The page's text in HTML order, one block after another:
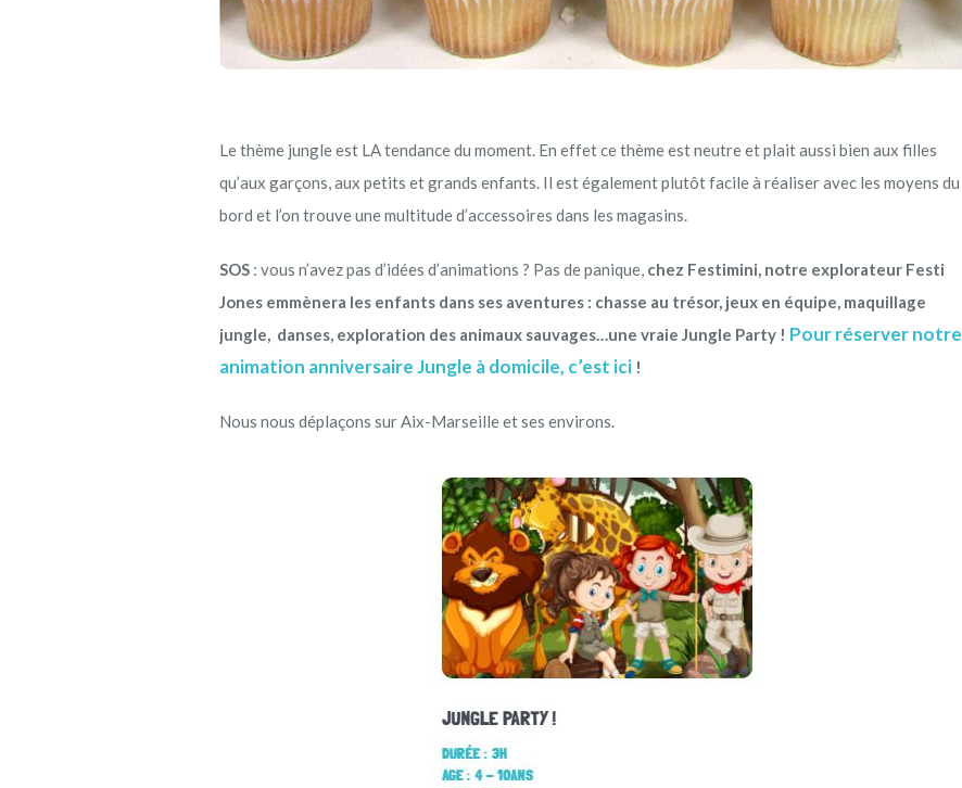
Le thème jungle est LA tendance du moment. En effet ce thème est neutre et plait aussi bien aux filles
qu’aux garçons, aux petits et grands enfants. Il est également plutôt facile à réaliser avec les moyens du
bord et l’on trouve une multitude d’accessoires dans les magasins.
SOS: vous n’avez pas d’idées d’animations ? Pas de panique, chez Festimini, notre explorateur Festi
Jones emmènera les enfants dans ses aventures : chasse au trésor, jeux en équipe, maquillage
jungle, danses, exploration des animaux sauvages…une vraie Jungle Party ! Pour réserver notre
animation anniversaire Jungle à domicile, c’est ici!
Nous nous déplaçons sur Aix-Marseille et ses environs.